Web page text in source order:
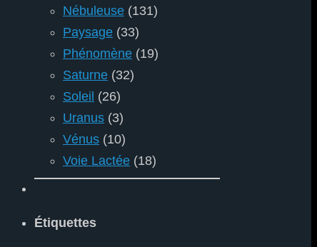
Nébuleuse (131)
Paysage (33)
Phénomène (19)
Saturne (32)
Soleil (26)
Uranus (3)
Vénus (10)
Voie Lactée (18)
Étiquettes